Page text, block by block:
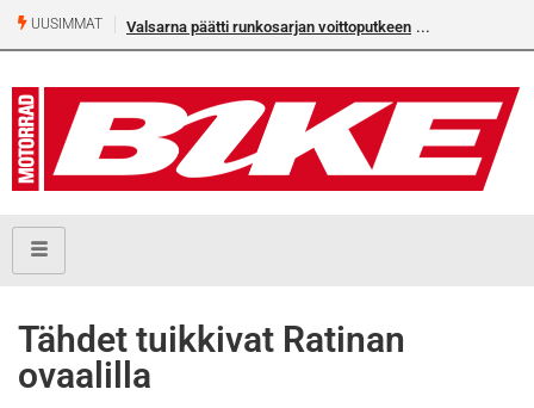
UUSIMMAT Valsarna päätti runkosarjan voittoputkeen
Tähdet tuikkivat Ratinan
ovaalilla